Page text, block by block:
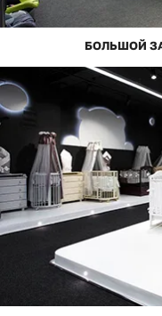
БОЛЬШОЙ